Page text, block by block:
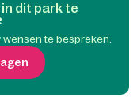
dit park te
wensen te bespreken.